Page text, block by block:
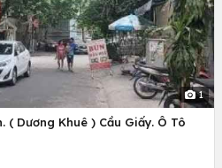
1
( Dương Khuê ) Cầu Giấy. Ô Tô